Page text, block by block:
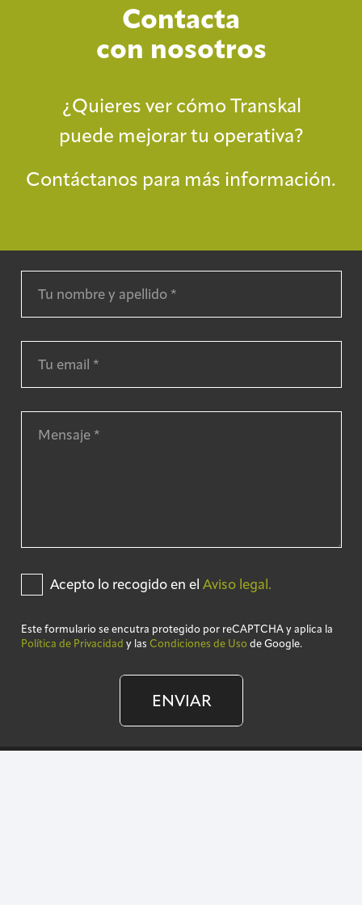
Contacta
con nosotros
¿Quieres ver cómo Transkal
puede mejorar tu operativa?
Contáctanos para más información.
Acepto lo recogido en el Aviso legal.
Este formulario se encutra protegido por reCAPTCHA y aplica la
Política de Privacidad y las Condiciones de Uso de Google.
ENVIAR